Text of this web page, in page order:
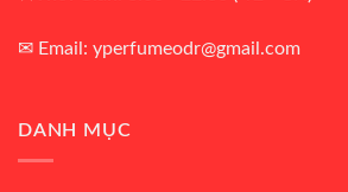
✉ Email: yperfumeodr@gmail.com
DANH MỤC